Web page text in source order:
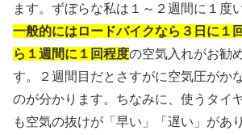
ます。ずぼらな私は１～２週間に１度
一般的にはロードバイクなら３日に１
ら１週間に１回程度の空気入れがお勧
す。２週間目だとさすがに空気圧がか
のが分かります。ちなみに、使うタイ
も空気の抜けが「早い」「遅い」があ